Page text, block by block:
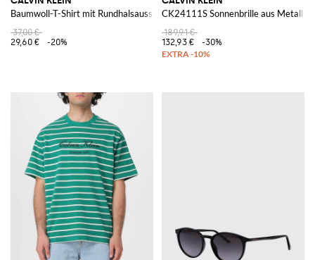
Baumwoll-T-Shirt mit Rundhalsausschnitt und Kontrast-Logo
37,00 €
29,60 €
-20%
CK24111S Sonnenbrille aus Metall
189,91 €
132,93 €
-30%